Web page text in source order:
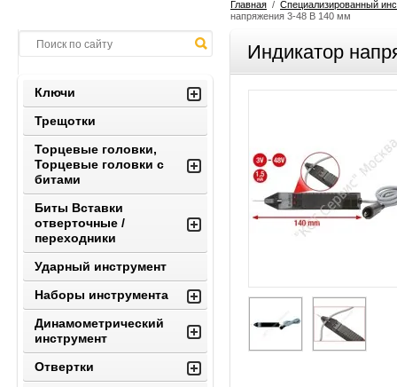
Главная
  /
Специализированный
напряжения 3-48 В 140 мм
Ключи
Трещотки
Торцевые головки,
Торцевые головки с
битами
Биты Вставки
отверточные /
переходники
Ударный инструмент
Наборы инструмента
Динамометрический
инструмент
Отвертки
Индикатор